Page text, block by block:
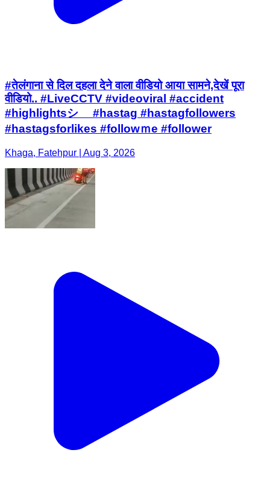
#तेलंगाना से दिल दहला देने वाला वीडियो आया सामने,देखें पूरा
वीडियो.. #LiveCCTV #videoviral #accident
#highlightsシ゚ #hastag #hastagfollowers
#hastagsforlikes #followｍe #follower
Khaga, Fatehpur | Aug 3, 2026